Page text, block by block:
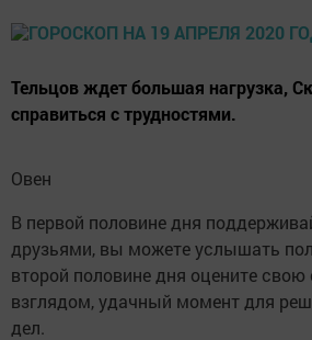
Тельцов ждет большая нагрузка,
справиться с трудностями.
Овен
В первой половине дня
друзьями, вы можете услышать
второй половине дня оцените
взглядом, удачный момент для
дел.